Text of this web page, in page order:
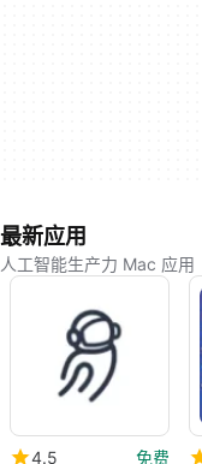
最新应用
人工智能生产力 Mac 应用
4.5 免费